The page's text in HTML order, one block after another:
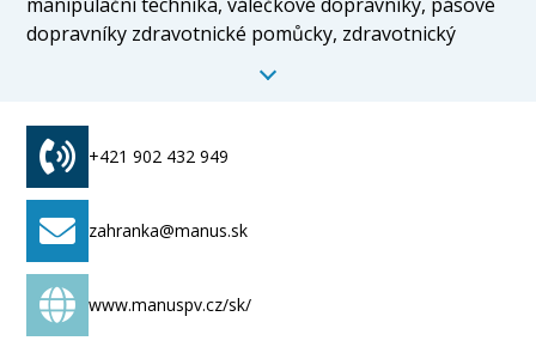
dopravníky zdravotnické pomůcky, zdravotnický
zvedací zařízení pro pacienty kladkostroje, mostové
jeřáby, hydraulické zvedáky, technika pro sklady,
elektrické a ruční kladkostroje, zednické kladky
+421 902 432 949
zahranka@manus.sk
www.manuspv.cz/sk/